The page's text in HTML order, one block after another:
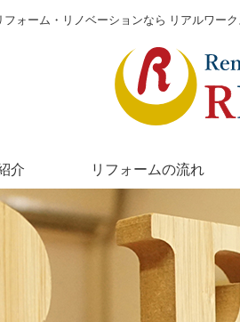
ォーム・リノベーションなら リアルワーク
介 リフォームの流れ